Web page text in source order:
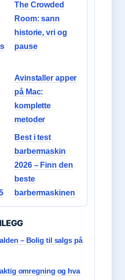
The Crowded
Room: sann
historie, vri og
pause
Avinstaller apper
på Mac:
komplette
metoder
Best i test
barbermaskin
2026 – Finn den
beste
barbermaskinen
– Bolig til salgs på
omregning og hva